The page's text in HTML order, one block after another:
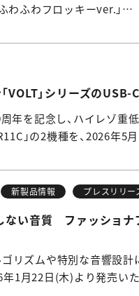
わふわフロッキーver.」…
VOLT」シリーズの
年を記念し、ハイレゾ重
」の2機種を、2026年5
新製品情報 プレスリリー
ない音質 ファッショ
リズムや特別な音響設計
年1月22日(木)より発売い